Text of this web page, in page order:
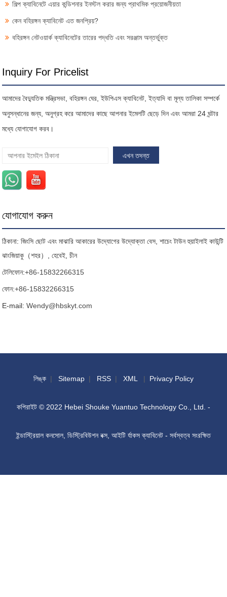
শিল্প ক্যাবিনেটে এয়ার কন্ডিশনার ইনস্টল করার জন্য প্রাথমিক প্রয়োজনীয়তা
কেন বহিরঙ্গন ক্যাবিনেট এত জনপ্রিয়?
বহিরঙ্গন নেটওয়ার্ক ক্যাবিনেটের তারের পদ্ধতি এবং সরঞ্জাম অন্তর্ভুক্ত
Inquiry For Pricelist
আমাদের বৈদ্যুতিক মন্ত্রিসভা, বহিরঙ্গন ঘের, ইউপিএস ক্যাবিনেট, ইত্যাদি বা মূল্য তালিকা সম্পর্কে
অনুসন্ধানের জন্য, অনুগ্রহ করে আমাদের কাছে আপনার ইমেলটি ছেড়ে দিন এবং আমরা 24 ঘন্টার
মধ্যে যোগাযোগ করব।
যোগাযোগ করুন
ঠিকানা: জিংসি ছোট এবং মাঝারি আকারের উদ্যোগের উদ্যোক্তা বেস, শাচেং টাউন হুয়াইলাই কাউন্টি
ঝাংজিয়াকু（শহর）, হেবেই, চীন
টেলিফোন:+86-15832266315
ফোন:+86-15832266315
E-mail:Wendy@hbskyt.com
লিঙ্ক | Sitemap | RSS | XML | Privacy Policy
কপিরাইট © 2022 Hebei Shouke Yuantuo Technology Co., Ltd. -
ইন্ডাস্ট্রিয়াল কনসোল, ডিস্ট্রিবিউশন বক্স, আইটি র্যাকস ক্যাবিনেট - সর্বস্বত্ব সংরক্ষিত